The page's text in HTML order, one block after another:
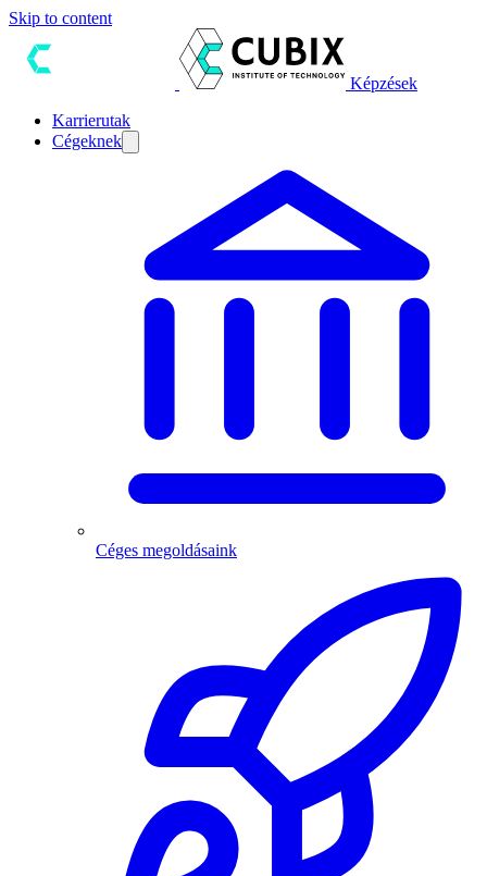
Skip to content
Képzések
Karrierutak
Cégeknek
Céges megoldásaink